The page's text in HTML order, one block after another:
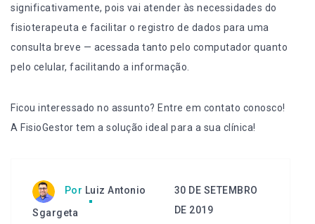
significativamente, pois vai atender às necessidades do
fisioterapeuta e facilitar o registro de dados para uma
consulta breve — acessada tanto pelo computador quanto
pelo celular, facilitando a informação.
Ficou interessado no assunto? Entre em contato conosco!
A FisioGestor tem a solução ideal para a sua clínica!
Por Luiz Antonio
Sgargeta
30 DE SETEMBRO
DE 2019